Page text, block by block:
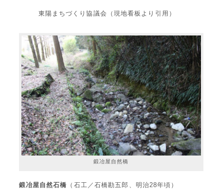
東陽まちづくり協議会（現地看板より引用）
鍛冶屋自然橋
鍛冶屋自然石橋 （石工／石橋勘五郎、明治28年頃）